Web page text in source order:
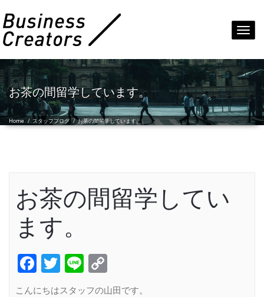
お茶の間留学しています。
Home / スタッフブログ /お茶の間留学しています。
お茶の間留学してい
ます。
Facebook
Twitter
Line
Link
こんにちはスタッフの山田です。